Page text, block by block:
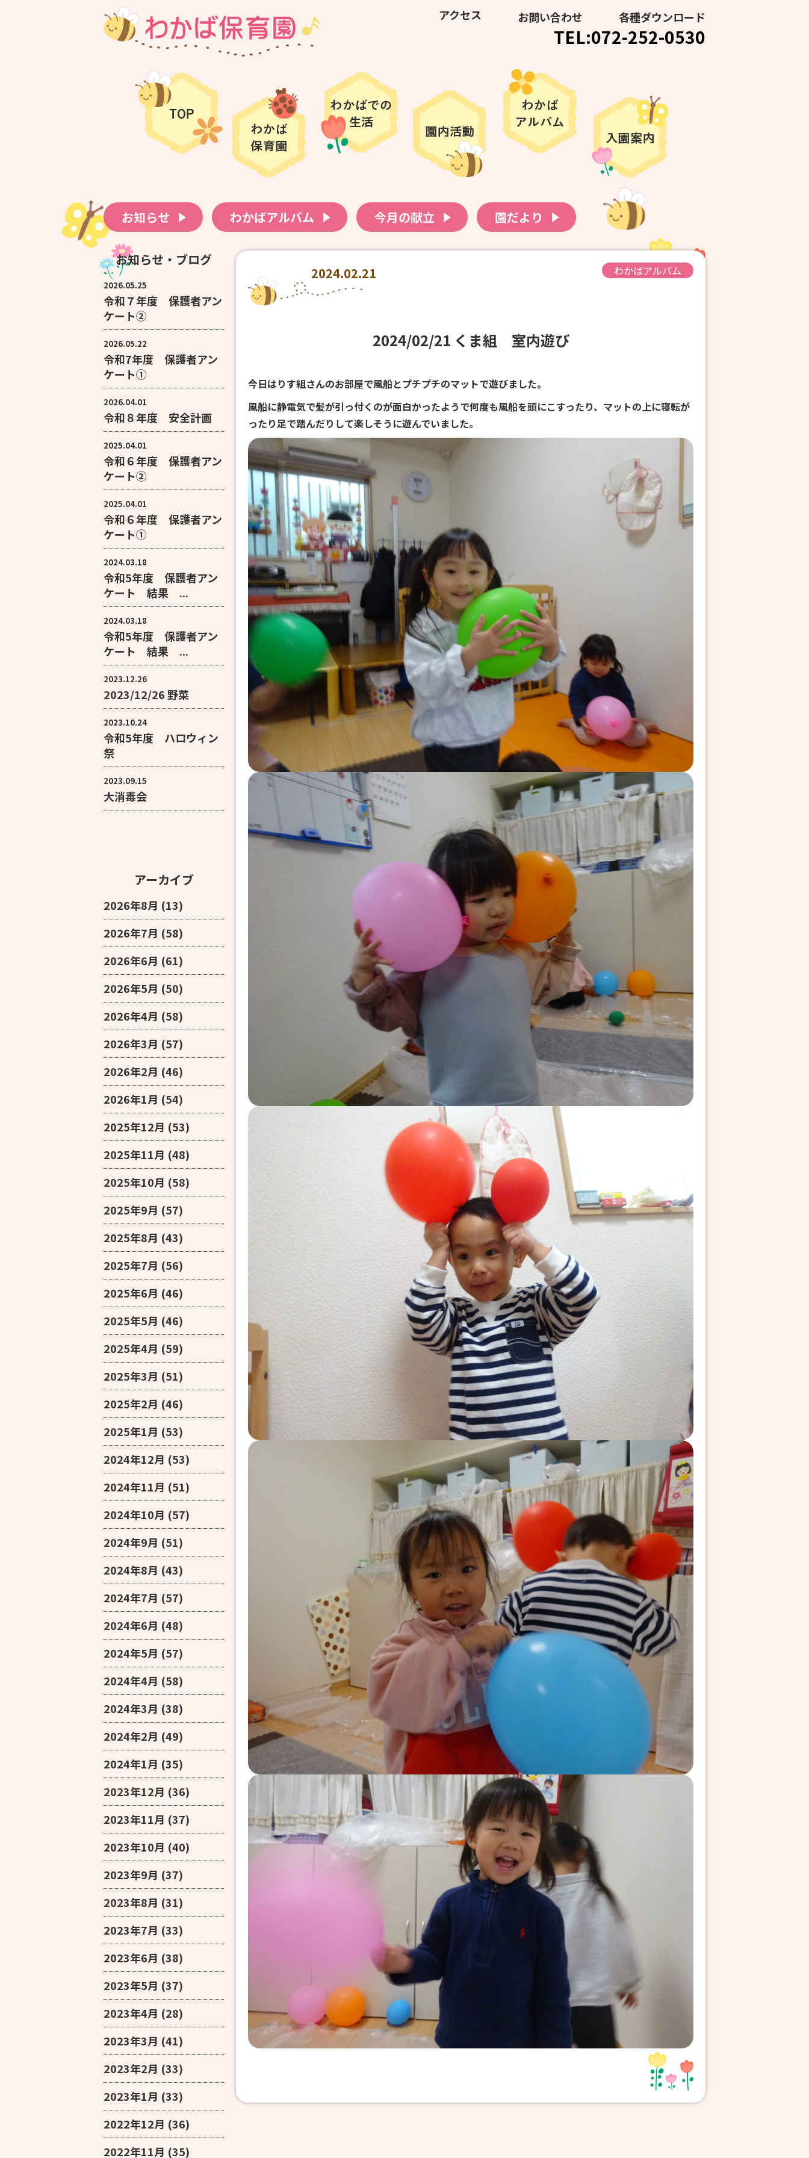
アクセス お問い合わせ 各種ダウンロード
TEL:072-252-0530
お知らせ わかばアルバム 今月の献立 園だより
お知らせ・ブログ
2026.05.25
令和７年度 保護者アン
ケート②
2026.05.22
令和7年度 保護者アン
ケート①
2026.04.01
令和８年度 安全計画
2025.04.01
令和６年度 保護者アン
ケート②
2025.04.01
令和６年度 保護者アン
ケート①
2024.03.18
令和5年度 保護者アン
ケート 結果 ...
2024.03.18
令和5年度 保護者アン
ケート 結果 ...
2023.12.26
2023/12/26 野菜
2023.10.24
令和5年度 ハロウィン
祭
2023.09.15
大消毒会
アーカイブ
2026年8月 (13)
2026年7月 (58)
2026年6月 (61)
2026年5月 (50)
2026年4月 (58)
2026年3月 (57)
2026年2月 (46)
2026年1月 (54)
2025年12月 (53)
2025年11月 (48)
2025年10月 (58)
2025年9月 (57)
2025年8月 (43)
2025年7月 (56)
2025年6月 (46)
2025年5月 (46)
2025年4月 (59)
2025年3月 (51)
2025年2月 (46)
2025年1月 (53)
2024年12月 (53)
2024年11月 (51)
2024年10月 (57)
2024年9月 (51)
2024年8月 (43)
2024年7月 (57)
2024年6月 (48)
2024年5月 (57)
2024年4月 (58)
2024年3月 (38)
2024年2月 (49)
2024年1月 (35)
2023年12月 (36)
2023年11月 (37)
2023年10月 (40)
2023年9月 (37)
2023年8月 (31)
2023年7月 (33)
2023年6月 (38)
2023年5月 (37)
2023年4月 (28)
2023年3月 (41)
2023年2月 (33)
2023年1月 (33)
2022年12月 (36)
2022年11月 (35)
2024.02.21 わかばアルバム
2024/02/21 くま組 室内遊び
今日はりす組さんのお部屋で風船とプチプチのマットで遊びました。
風船に静電気で髪が引っ付くのが面白かったようで何度も風船を頭にこすったり、マットの上に寝転が
ったり足で踏んだりして楽しそうに遊んでいました。